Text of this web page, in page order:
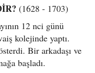
(1628 - 1703)
12 nci günü
kolejinde yaptı.
Bir arkadaşı ve
başladı.